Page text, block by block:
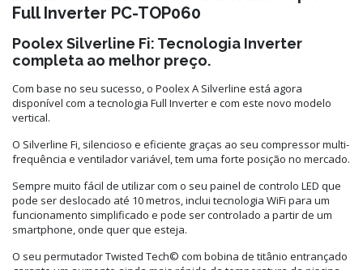
Full Inverter PC-TOP060
Poolex Silverline Fi: Tecnologia Inverter
completa ao melhor preço.
Com base no seu sucesso, o Poolex A Silverline está agora
disponível com a tecnologia Full Inverter e com este novo modelo
vertical.
O Silverline Fi, silencioso e eficiente graças ao seu compressor multi-
frequência e ventilador variável, tem uma forte posição no mercado.
Sempre muito fácil de utilizar com o seu painel de controlo LED que
pode ser deslocado até 10 metros, inclui tecnologia WiFi para um
funcionamento simplificado e pode ser controlado a partir de um
smartphone, onde quer que esteja.
O seu permutador Twisted Tech© com bobina de titânio entrançado